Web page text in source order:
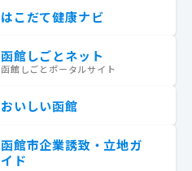
はこだて健康ナビ
函館しごとネット
函館しごとポータルサイト
おいしい函館
函館市企業誘致・立地ガ
イド